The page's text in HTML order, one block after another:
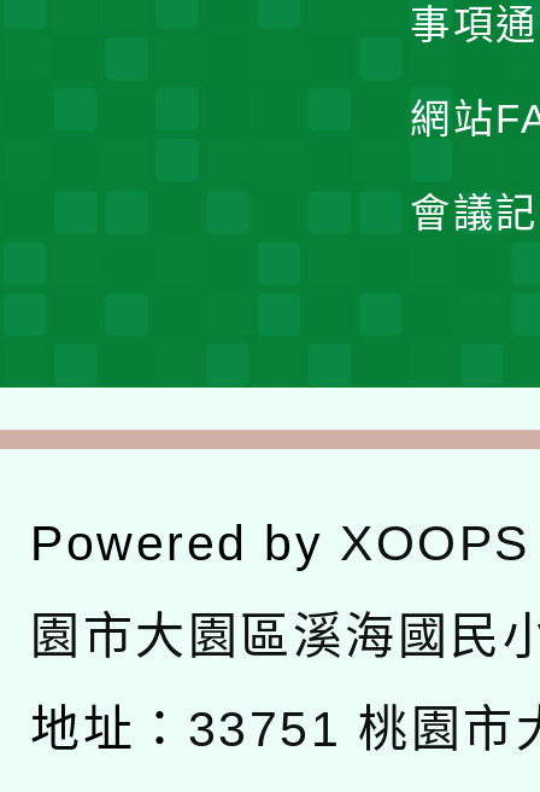
事項
網站
會議
Powered by XOOPS
園市大園區溪海國民
地址： 33751 桃園市